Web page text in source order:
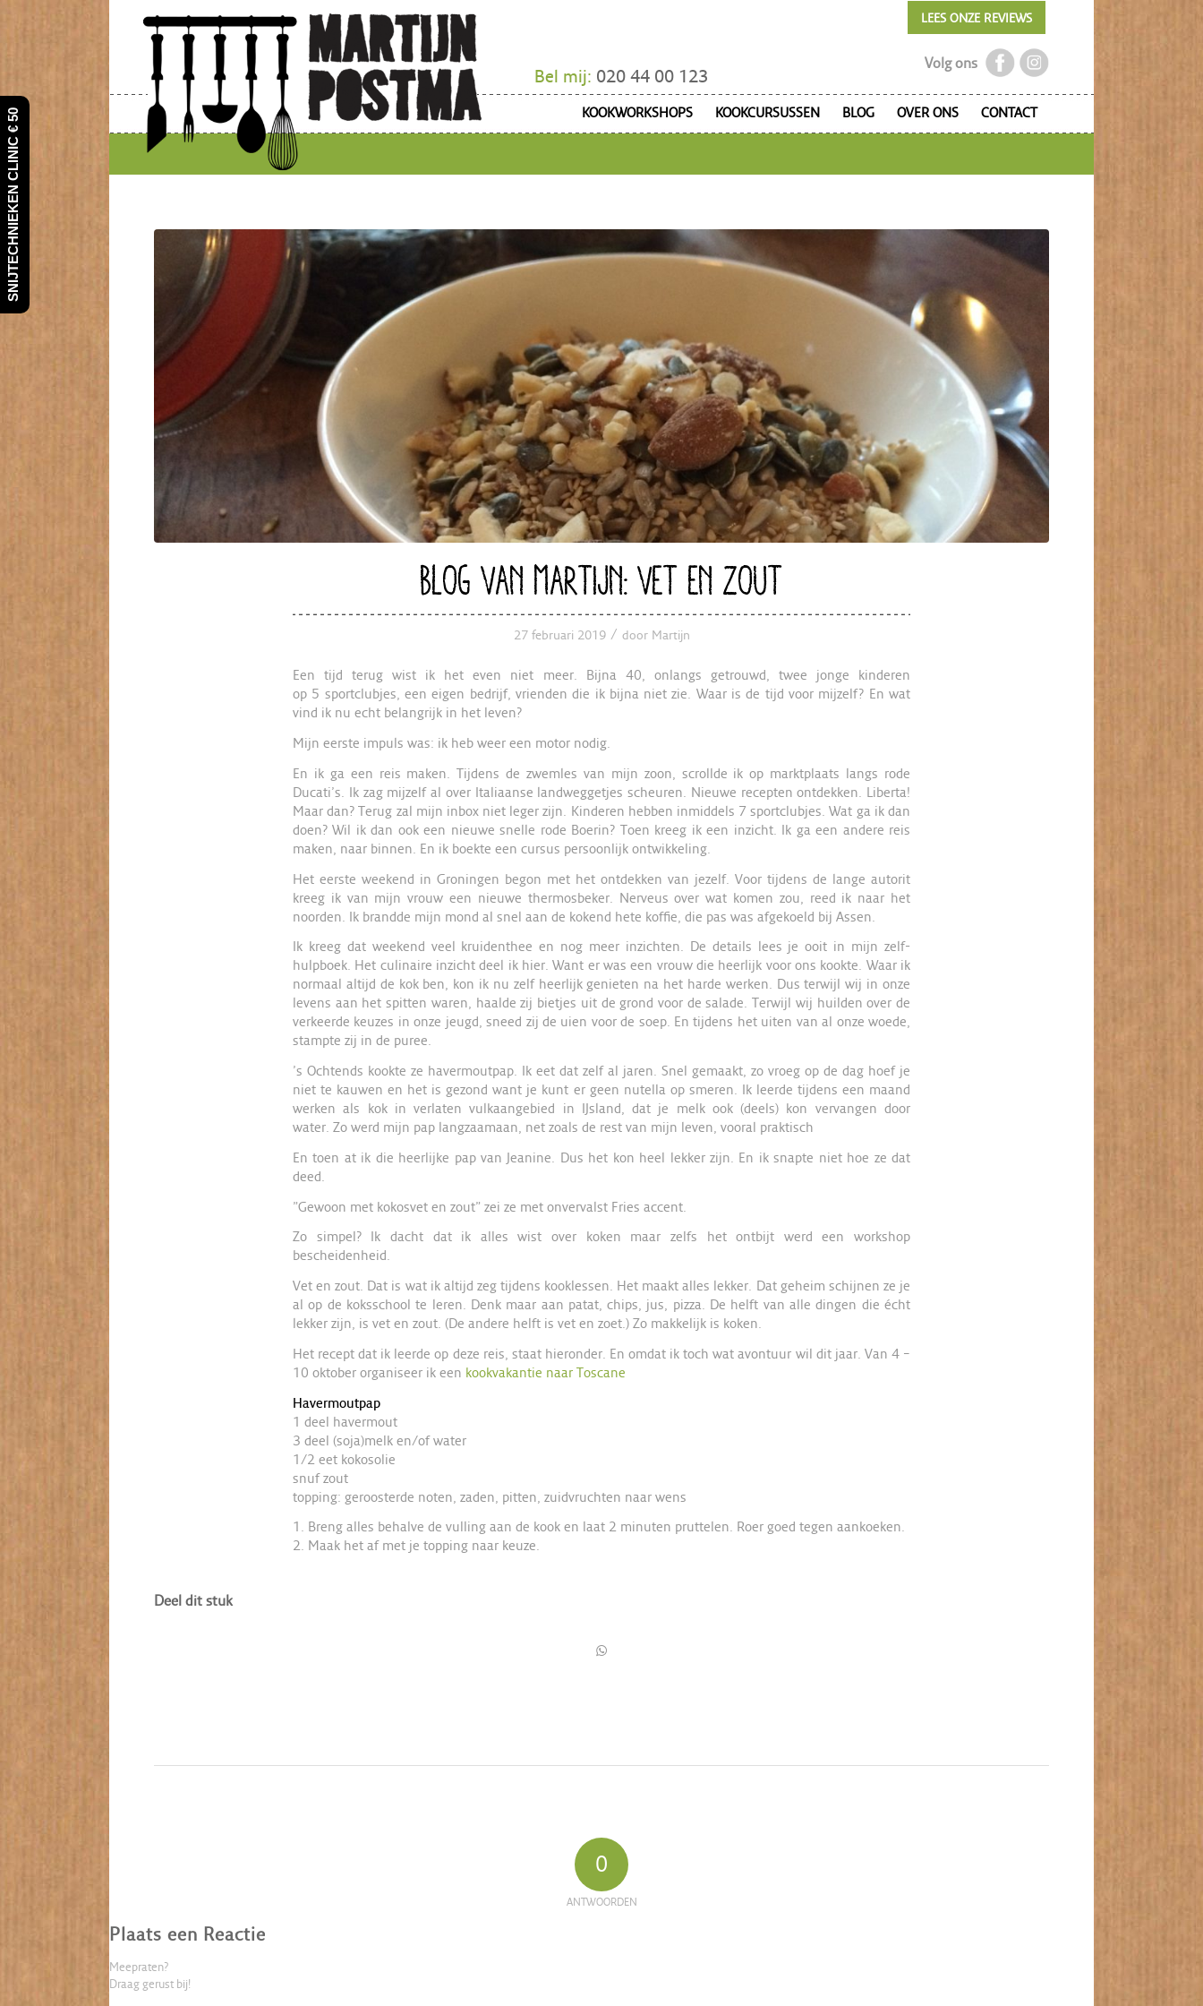
Bel mij: 020 44 00 123
Volg ons
LEES ONZE REVIEWS
KOOKWORKSHOPS KOOKCURSUSSEN BLOG OVER ONS CONTACT
BLOG VAN MARTIJN: VET EN ZOUT
27 februari 2019 / door Martijn
Een tijd terug wist ik het even niet meer. Bijna 40, onlangs getrouwd, twee jonge kinderen
op 5 sportclubjes, een eigen bedrijf, vrienden die ik bijna niet zie. Waar is de tijd voor mijzelf? En wat
vind ik nu echt belangrijk in het leven?
Mijn eerste impuls was: ik heb weer een motor nodig.
En ik ga een reis maken. Tijdens de zwemles van mijn zoon, scrollde ik op marktplaats langs rode
Ducati’s. Ik zag mijzelf al over Italiaanse landweggetjes scheuren. Nieuwe recepten ontdekken. Liberta!
Maar dan? Terug zal mijn inbox niet leger zijn. Kinderen hebben inmiddels 7 sportclubjes. Wat ga ik dan
doen? Wil ik dan ook een nieuwe snelle rode Boerin? Toen kreeg ik een inzicht. Ik ga een andere reis
maken, naar binnen. En ik boekte een cursus persoonlijk ontwikkeling.
Het eerste weekend in Groningen begon met het ontdekken van jezelf. Voor tijdens de lange autorit
kreeg ik van mijn vrouw een nieuwe thermosbeker. Nerveus over wat komen zou, reed ik naar het
noorden. Ik brandde mijn mond al snel aan de kokend hete koffie, die pas was afgekoeld bij Assen.
Ik kreeg dat weekend veel kruidenthee en nog meer inzichten. De details lees je ooit in mijn zelf-
hulpboek. Het culinaire inzicht deel ik hier. Want er was een vrouw die heerlijk voor ons kookte. Waar ik
normaal altijd de kok ben, kon ik nu zelf heerlijk genieten na het harde werken. Dus terwijl wij in onze
levens aan het spitten waren, haalde zij bietjes uit de grond voor de salade. Terwijl wij huilden over de
verkeerde keuzes in onze jeugd, sneed zij de uien voor de soep. En tijdens het uiten van al onze woede,
stampte zij in de puree.
’s Ochtends kookte ze havermoutpap. Ik eet dat zelf al jaren. Snel gemaakt, zo vroeg op de dag hoef je
niet te kauwen en het is gezond want je kunt er geen nutella op smeren. Ik leerde tijdens een maand
werken als kok in verlaten vulkaangebied in IJsland, dat je melk ook (deels) kon vervangen door
water. Zo werd mijn pap langzaamaan, net zoals de rest van mijn leven, vooral praktisch
En toen at ik die heerlijke pap van Jeanine. Dus het kon heel lekker zijn. En ik snapte niet hoe ze dat
deed.
”Gewoon met kokosvet en zout” zei ze met onvervalst Fries accent.
Zo simpel? Ik dacht dat ik alles wist over koken maar zelfs het ontbijt werd een workshop
bescheidenheid.
Vet en zout. Dat is wat ik altijd zeg tijdens kooklessen. Het maakt alles lekker. Dat geheim schijnen ze je
al op de koksschool te leren. Denk maar aan patat, chips, jus, pizza. De helft van alle dingen die écht
lekker zijn, is vet en zout. (De andere helft is vet en zoet.) Zo makkelijk is koken.
Het recept dat ik leerde op deze reis, staat hieronder. En omdat ik toch wat avontuur wil dit jaar. Van 4 –
10 oktober organiseer ik een kookvakantie naar Toscane
Havermoutpap
1 deel havermout
3 deel (soja)melk en/of water
1/2 eet kokosolie
snuf zout
topping: geroosterde noten, zaden, pitten, zuidvruchten naar wens
1. Breng alles behalve de vulling aan de kook en laat 2 minuten pruttelen. Roer goed tegen aankoeken.
2. Maak het af met je topping naar keuze.
Deel dit stuk
0
ANTWOORDEN
Plaats een Reactie
Meepraten?
Draag gerust bij!
SNIJTECHNIEKEN CLINIC € 50